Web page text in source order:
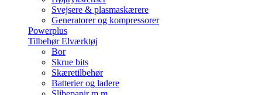
Svejsere & plasmaskærere
Generatorer og kompressorer
Powerplus
Tilbehør Elværktøj
Bor
Skrue bits
Skæretilbehør
Batterier og ladere